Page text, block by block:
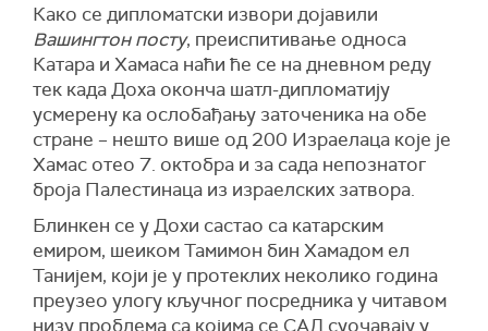
Како се дипломатски извори дојавили
Вашингтон посту, преиспитивање односа
Катара и Хамаса наћи ће се на дневном реду
тек када Доха оконча шатл-дипломатију
усмерену ка ослобађању заточеника на обе
стране – нешто више од 200 Израелаца које је
Хамас отео 7. октобра и за сада непознатог
броја Палестинаца из израелских затвора.
Блинкен се у Дохи састао са катарским
емиром, шеиком Тамимон бин Хамадом ел
Танијем, који је у протеклих неколико година
преузео улогу кључног посредника у читавом
низу проблема са којима се САД суочавају у